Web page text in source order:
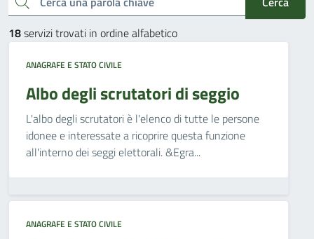
18servizi trovati in ordine alfabetico
ANAGRAFE E STATO CIVILE
Albo degli scrutatori di seggio
L'albo degli scrutatori è l'elenco di tutte le persone
idonee e interessate a ricoprire questa funzione
all'interno dei seggi elettorali. &Egra...
ANAGRAFE E STATO CIVILE